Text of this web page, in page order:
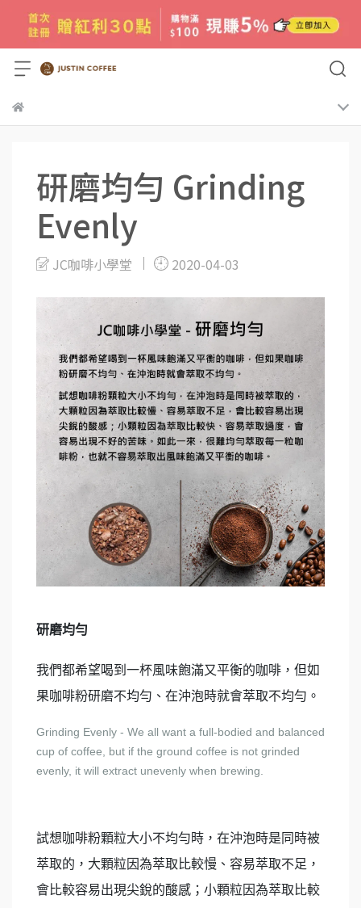
研磨均勻 Grinding
Evenly
JC咖啡小學堂 2020-04-03
研磨均勻
我們都希望喝到一杯風味飽滿又平衡的咖啡，但如
果咖啡粉研磨不均勻、在沖泡時就會萃取不均勻。
Grinding Evenly - We all want a full-bodied and balanced
cup of coffee, but if the ground coffee is not grinded
evenly, it will extract unevenly when brewing.
試想咖啡粉顆粒大小不均勻時，在沖泡時是同時被
萃取的，大顆粒因為萃取比較慢、容易萃取不足，
會比較容易出現尖銳的酸感；小顆粒因為萃取比較